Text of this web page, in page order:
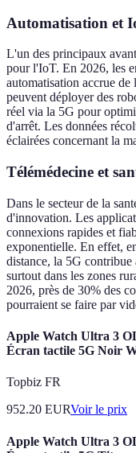
Automatisation et
L'un des principaux
pour l'IoT. En 2026, les
automatisation accrue de
peuvent déployer des
réel via la 5G pour
d'arrêt. Les données
éclairées concernant la
Télémédecine et
Dans le secteur de la
d'innovation. Les
connexions rapides et
exponentielle. En effet,
distance, la 5G contribue
surtout dans les zones
2026, près de 30% des
pourraient se faire par
Apple Watch Ultra 3
Écran tactile 5G Noir
Topbiz FR
952.20 EURVoir le prix
Apple Watch Ultra 3